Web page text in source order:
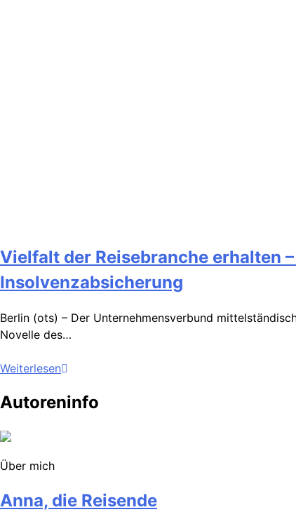
Vielfalt der Reisebranche erhalten
Insolvenzabsicherung
Berlin (ots) – Der Unternehmensverbund
Novelle des…
Weiterlesen
Autoreninfo
Über mich
Anna, die Reisende